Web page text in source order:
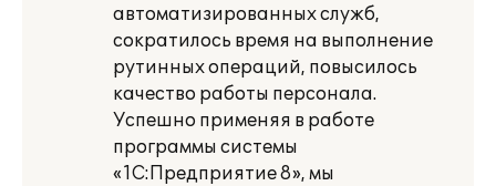
автоматизированных служб,
сократилось время на выполнение
рутинных операций, повысилось
качество работы персонала.
Успешно применяя в работе
программы системы
«1С:Предприятие 8», мы